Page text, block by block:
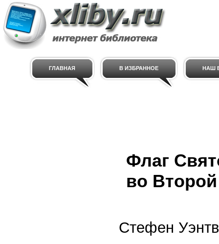
ГЛАВНАЯ В ИЗБРАННОЕ НАШ
Флаг
во
Стефен